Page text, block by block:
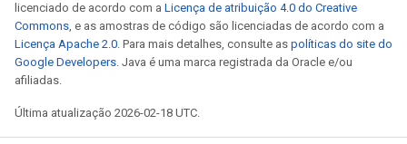
licenciado de acordo com a Licença de atribuição 4.0 do Creative
Commons, e as amostras de código são licenciadas de acordo com a
Licença Apache 2.0. Para mais detalhes, consulte as políticas do site do
Google Developers. Java é uma marca registrada da Oracle e/ou
afiliadas.
Última atualização 2026-02-18 UTC.